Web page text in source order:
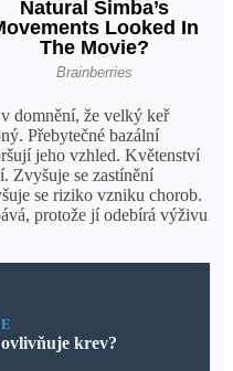
domnění, že velký keř
Přebytečné bazální
jeho vzhled. Květenství
Zvyšuje se zastínění
se riziko vzniku chorob.
protože jí odebírá výživu
krev?